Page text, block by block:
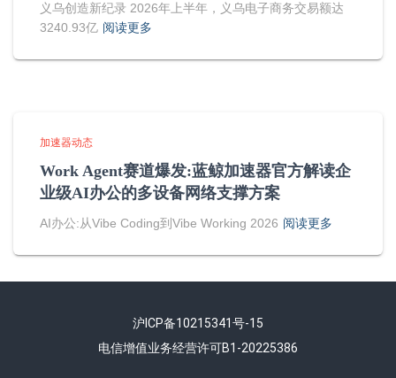
义乌创造新纪录 2026年上半年，义乌电子商务交易额达
3240.93亿 阅读更多
加速器动态
Work Agent赛道爆发:蓝鲸加速器官方解读企
业级AI办公的多设备网络支撑方案
AI办公:从Vibe Coding到Vibe Working 2026 阅读更多
沪ICP备10215341号-15
电信增值业务经营许可B1-20225386